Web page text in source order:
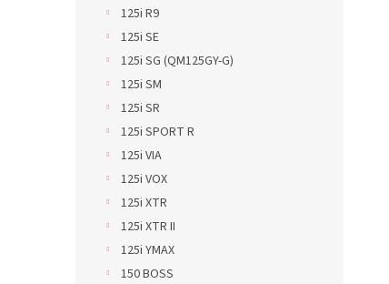
125i R9
125i SE
125i SG (QM125GY-G)
125i SM
125i SR
125i SPORT R
125i VIA
125i VOX
125i XTR
125i XTR II
125i YMAX
150 BOSS